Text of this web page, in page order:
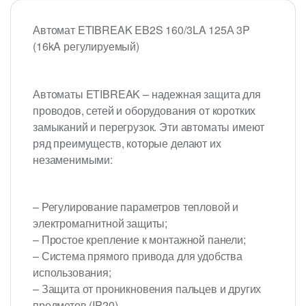
Автомат ETIBREAK EB2S 160/3LA 125А 3P
(16kA регулируемый)
Автоматы ETIBREAK – надежная защита для
проводов, сетей и оборудования от коротких
замыканий и перегрузок. Эти автоматы имеют
ряд преимуществ, которые делают их
незаменимыми:
– Регулирование параметров тепловой и
электромагнитной защиты;
– Простое крепление к монтажной панели;
– Система прямого привода для удобства
использования;
– Защита от проникновения пальцев и других